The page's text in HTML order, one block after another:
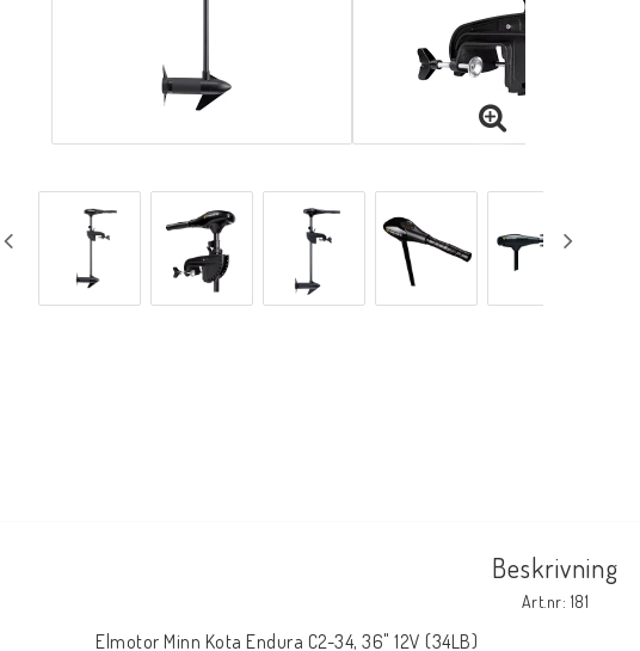
Beskrivning
Art.nr: 181
Elmotor Minn Kota Endura C2-34, 36" 12V (34LB)